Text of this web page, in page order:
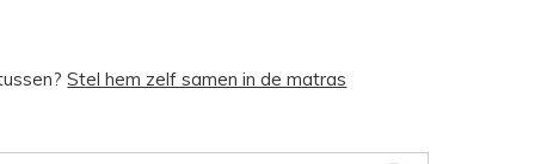
Stel hem zelf samen in de matras